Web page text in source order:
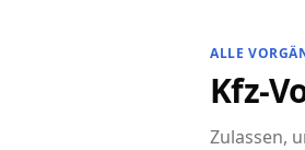
ALLE
Kfz-
Zulassen,